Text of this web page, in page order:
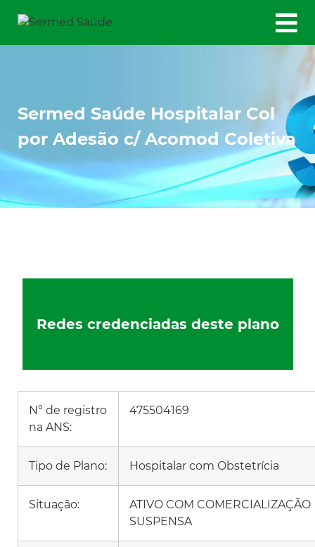
Sermed Saúde Hospitalar Col
por Adesão c/ Acomod Coletiva
Redes credenciadas deste plano
N° de registro
na ANS:
475504169
Tipo de Plano: Hospitalar com Obstetrícia
Situação:
ATIVO COM COMERCIALIZAÇÃO
SUSPENSA